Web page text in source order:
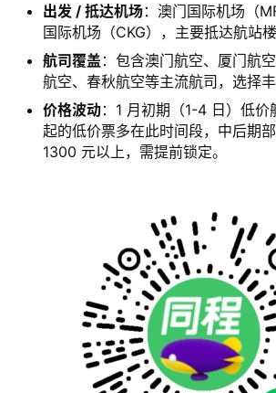
出发 / 抵达机场：澳门国际机场（
国际机场（CKG），主要抵达航站楼
航司覆盖 ：包含澳门航空、厦门航
航空、春秋航空等主流航司，选择丰
价格波动：1 月初期（1-4 日）低
起的低价票多在此时间段，中后期
1300 元以上，需提前锁定。